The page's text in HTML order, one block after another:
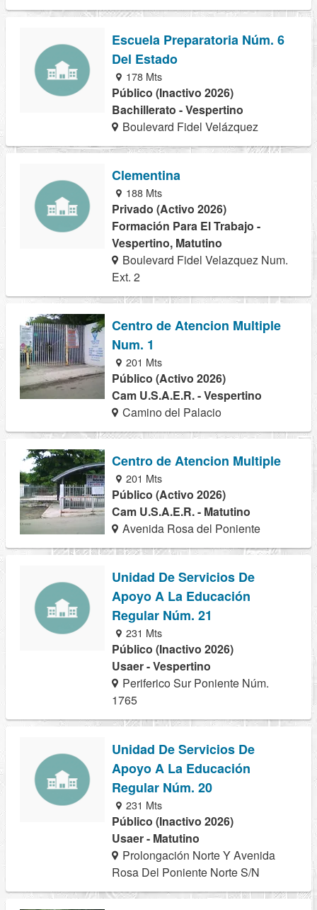
Escuela Preparatoria Núm. 6
Del Estado
178 Mts
Público (Inactivo 2026)
Bachillerato - Vespertino
Boulevard Fidel Velázquez
Clementina
188 Mts
Privado (Activo 2026)
Formación Para El Trabajo -
Vespertino, Matutino
Boulevard Fidel Velazquez Num.
Ext. 2
Centro de Atencion Multiple
Num. 1
201 Mts
Público (Activo 2026)
Cam U.S.A.E.R. - Vespertino
Camino del Palacio
Centro de Atencion Multiple
201 Mts
Público (Activo 2026)
Cam U.S.A.E.R. - Matutino
Avenida Rosa del Poniente
Unidad De Servicios De
Apoyo A La Educación
Regular Núm. 21
231 Mts
Público (Inactivo 2026)
Usaer - Vespertino
Periferico Sur Poniente Núm.
1765
Unidad De Servicios De
Apoyo A La Educación
Regular Núm. 20
231 Mts
Público (Inactivo 2026)
Usaer - Matutino
Prolongación Norte Y Avenida
Rosa Del Poniente Norte S/N